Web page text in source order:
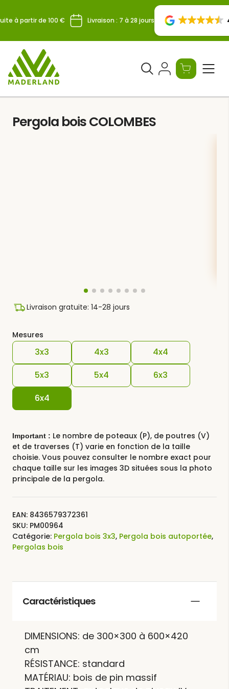
toà partir de 100 € Livraison : 7 à 28 jours
Ouvrir
formulaire
recherche
Pergola bois COLOMBES
Livraison gratuite: 14-28 jours
Mesures
3x3 4x3
4x4
5x3
5x4
6x3
6x4
Important : Le nombre de poteaux (P), de poutres (V)
et de traverses (T) varie en fonction de la taille
choisie. Vous pouvez consulter le nombre exact pour
chaque taille sur les images 3D situées sous la photo
principale de la pergola.
EAN: 8436579372361
SKU: PM00964
Catégorie: Pergola bois 3x3, Pergola bois autoportée,
Pergolas bois
Caractéristiques
DIMENSIONS: de 300×300 à 600×420
cm
RÉSISTANCE: standard
MATÉRIAU: bois de pin massif